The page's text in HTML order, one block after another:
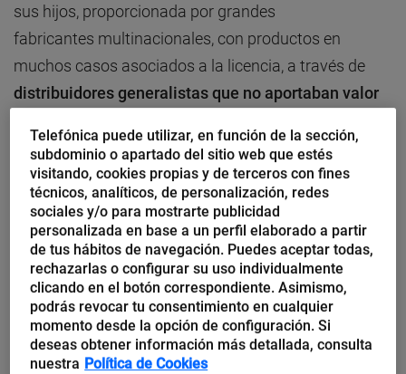
sus hijos, proporcionada por grandes
fabricantes multinacionales, con productos en
muchos casos asociados a la licencia, a través de
distribuidores generalistas que no aportaban valor
ventas concentrado en el periodo navideño.
Frente a esta situación, Imaginarium logró desarrollar
un gran catálogo de productos educativos y lúdicos
de alta calidad y diseño, lo que entre otras cosas
supusoromper la estacionalidad a través de la
percepción de sus productos como algo más que un
juguete. Apuesta que posteriormente han sabido
desarrollar a través de la extensión de nuevos
Telefónica puede utilizar, en función de la sección,
subdominio o apartado del sitio web que estés
visitando, cookies propias y de terceros con fines
técnicos, analíticos, de personalización, redes
sociales y/o para mostrarte publicidad
personalizada en base a un perfil elaborado a partir
de tus hábitos de navegación. Puedes aceptar todas,
rechazarlas o configurar su uso individualmente
clicando en el botón correspondiente. Asimismo,
podrás revocar tu consentimiento en cualquier
momento desde la opción de configuración. Si
deseas obtener información más detallada, consulta
nuestra Política de Cookies